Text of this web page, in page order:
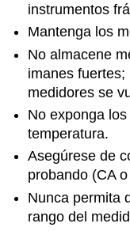
instrumentos
Mantenga los
No almacene
imanes
medidores se
No exponga
temperatura.
Asegúrese de
probando (CA
Nunca permita
rango del